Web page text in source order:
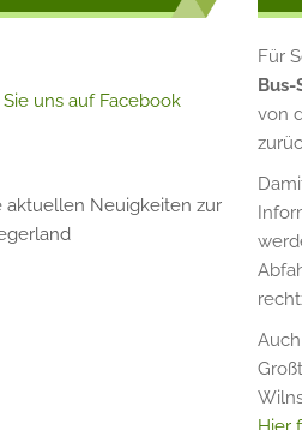
uns auf Facebook
aktuellen Neuigkeiten zur
Für
von